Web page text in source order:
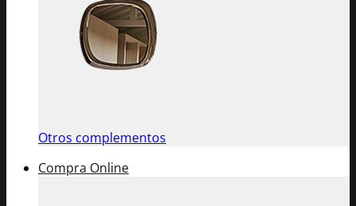
Otros complementos
Compra Online